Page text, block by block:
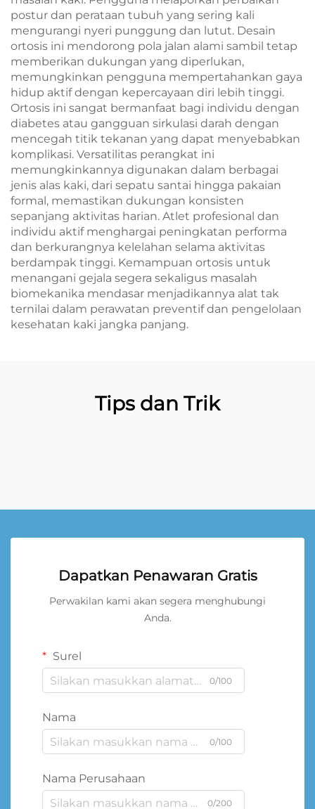
postur dan perataan tubuh yang sering kali
mengurangi nyeri punggung dan lutut. Desain
ortosis ini mendorong pola jalan alami sambil tetap
memberikan dukungan yang diperlukan,
memungkinkan pengguna mempertahankan gaya
hidup aktif dengan kepercayaan diri lebih tinggi.
Ortosis ini sangat bermanfaat bagi individu dengan
diabetes atau gangguan sirkulasi darah dengan
mencegah titik tekanan yang dapat menyebabkan
komplikasi. Versatilitas perangkat ini
memungkinkannya digunakan dalam berbagai
jenis alas kaki, dari sepatu santai hingga pakaian
formal, memastikan dukungan konsisten
sepanjang aktivitas harian. Atlet profesional dan
individu aktif menghargai peningkatan performa
dan berkurangnya kelelahan selama aktivitas
berdampak tinggi. Kemampuan ortosis untuk
menangani gejala segera sekaligus masalah
biomekanika mendasar menjadikannya alat tak
ternilai dalam perawatan preventif dan pengelolaan
kesehatan kaki jangka panjang.
Tips dan Trik
Dapatkan Penawaran Gratis
Perwakilan kami akan segera menghubungi
Anda.
Surel
0/100
Nama
0/100
Nama Perusahaan
0/200